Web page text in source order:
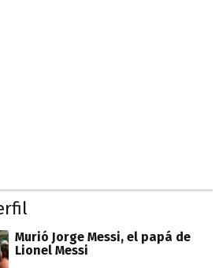
Murió Jorge Messi, el papá de
Lionel Messi